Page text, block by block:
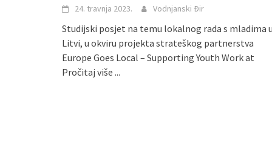
24. travnja 2023. Vodnjanski Đir
Studijski posjet na temu lokalnog rada s mladima
Litvi, u okviru projekta strateškog partnerstva
Europe Goes Local – Supporting Youth Work at
Pročitaj više ...